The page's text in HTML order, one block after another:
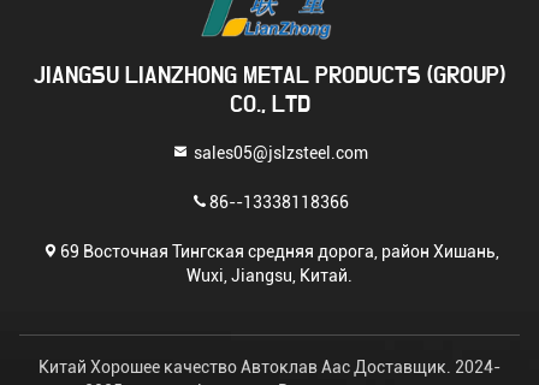
JIANGSU LIANZHONG METAL PRODUCTS (GROUP)
CO., LTD
sales05@jslzsteel.com
86--13338118366
69 Восточная Тингская средняя дорога, район Хишань,
Wuxi, Jiangsu, Китай.
Китай Хорошее качество Автоклав Aac Доставщик. 2024-